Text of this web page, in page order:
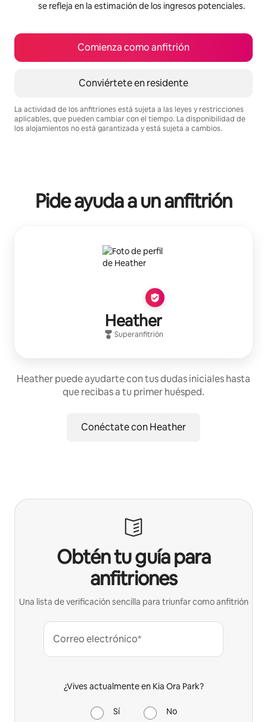
se refleja en la estimación de los ingresos potenciales.
Comienza como anfitrión
Conviértete en residente
La actividad de los anfitriones está sujeta a las leyes y restricciones
aplicables, que pueden cambiar con el tiempo. La disponibilidad de
los alojamientos no está garantizada y está sujeta a cambios.
Pide ayuda a un anfitrión
Heather
Superanfitrión
Heather puede ayudarte con tus dudas iniciales hasta
que recibas a tu primer huésped.
Conéctate con Heather
Obtén tu guía para
anfitriones
Una lista de verificación sencilla para triunfar como anfitrión
Correo electrónico*
¿Vives actualmente en Kia Ora Park?
Sí No